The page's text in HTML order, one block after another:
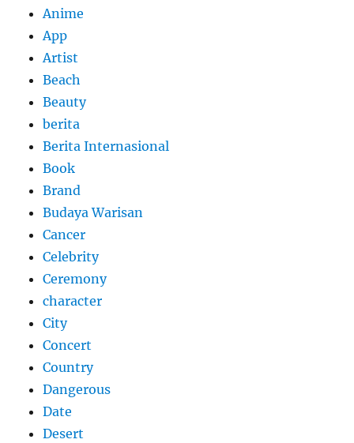
Anime
App
Artist
Beach
Beauty
berita
Berita Internasional
Book
Brand
Budaya Warisan
Cancer
Celebrity
Ceremony
character
City
Concert
Country
Dangerous
Date
Desert